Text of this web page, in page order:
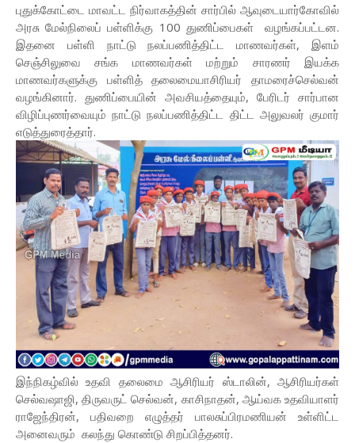
புதுக்கோட்டை மாவட்ட நிர்வாகத்தின் சார்பில் ஆவுடையார்கோவில்
அரசு மேல்நிலைப் பள்ளிக்கு 100 துணிப்பைகள் வழங்கப்பட்டன.
இதனை பள்ளி நாட்டு நலப்பணித்திட்ட மாணவர்கள், இளம்
செஞ்சிலுவை சங்க மாணவர்கள் மற்றும் சாரணர் இயக்க
மாணவர்களுக்கு பள்ளித் தலைமையாசிரியர் தாமரைச்செல்வன்
வழங்கினார். துணிப்பையின் அவசியத்தையும், பேரிடர் சார்பான
விழிப்புணர்வையும் நாட்டு நலப்பணித்திட்ட திட்ட அலுவலர் குமார்
எடுத்துரைத்தார்.
இந்நிகழ்வில் உதவி தலைமை ஆசிரியர் ஸ்டாலின், ஆசிரியர்கள்
செல்வஷாஜி, திருவருட் செல்வன், காசிநாதன், ஆய்வக உதவியாளர்
ராஜேந்திரன், பதிவறை எழுத்தர் பாலசுப்பிரமணியன் உள்ளிட்ட
அனைவரும் கலந்து கொண்டு சிறப்பித்தனர்.